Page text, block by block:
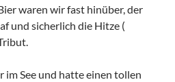
waren wir fast hinüber, der
und sicherlich die Hitze (
im See und hatte einen tollen